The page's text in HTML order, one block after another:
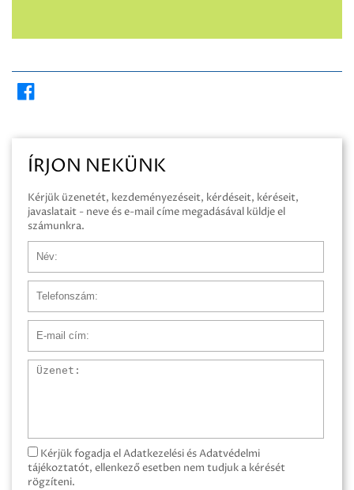
ÍRJON NEKÜNK
Kérjük üzenetét, kezdeményezéseit, kérdéseit, kéréseit,
javaslatait - neve és e-mail címe megadásával küldje el
számunkra.
Név
Telefonszám
E-mail cím
Üzenet
Kérjük fogadja el Adatkezelési és Adatvédelmi
tájékoztatót, ellenkező esetben nem tudjuk a kérését
rögzíteni.